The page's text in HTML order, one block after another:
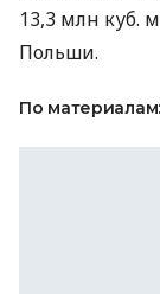
13,3 млн куб.
Польши.
По материалам: